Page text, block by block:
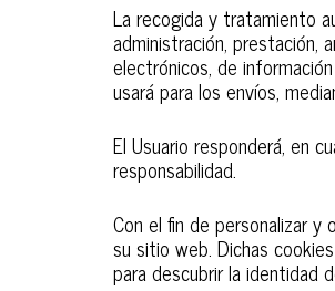
La recogida y tratamiento
administración, prestación,
electrónicos, de
usará para los envíos,
El Usuario responderá, en
responsabilidad.
Con el fin de personalizar
su sitio web. Dichas
para descubrir la identidad